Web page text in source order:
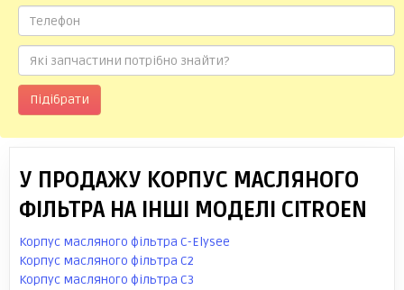
Підібрати
У ПРОДАЖУ КОРПУС МАСЛЯНОГО
ФІЛЬТРА НА ІНШІ МОДЕЛІ CITROEN
Корпус масляного фільтра C-Elysee
Корпус масляного фільтра C2
Корпус масляного фільтра C3